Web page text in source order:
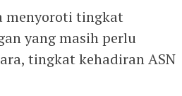
menyoroti tingkat
yang masih perlu
tingkat kehadiran ASN